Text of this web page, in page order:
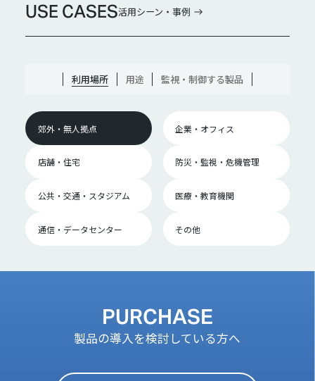
USE CASES活用シーン・事例
利用場所 用途 監視・制御する製品
郊外・無人拠点 企業・オフィス
店舗・住宅 防災・監視・危機管理
公共・交通・スタジアム 医療・教育機関
通信・データセンター その他
PURCHASE
製品の導入を検討している方へ